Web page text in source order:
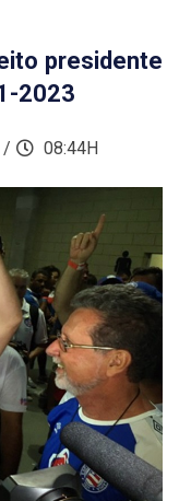
presidente
2023
08:44H